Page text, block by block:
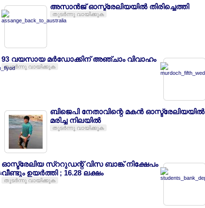
അസാന്‍ജ് ഓസ്ട്രേലിയയില്‍ തിരിച്ചെത്തി
തുടര്‍ന്നു വായിക്കുക
93 വയസായ മര്‍ഡോക്കിന് അഞ്ചാം വിവാഹം
തുടര്‍ന്നു വായിക്കുക
ബിജെപി നേതാവിന്റെ മകന്‍ ഓസ്ട്രേലിയയില്‍
മരിച്ച നിലയില്‍
തുടര്‍ന്നു വായിക്കുക
ഓസ്ട്രേലിയ സ്ററുഡന്റ് വിസ ബാങ്ക് നിക്ഷേപം
വീണ്ടും ഉയര്‍ത്തി ; 16.28 ലക്ഷം
തുടര്‍ന്നു വായിക്കുക